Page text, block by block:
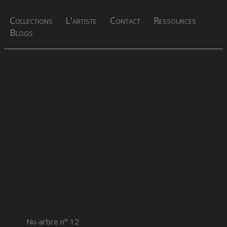
Collections L'artiste Contact
Ressources
Blogs
Nu-arbre n° 12